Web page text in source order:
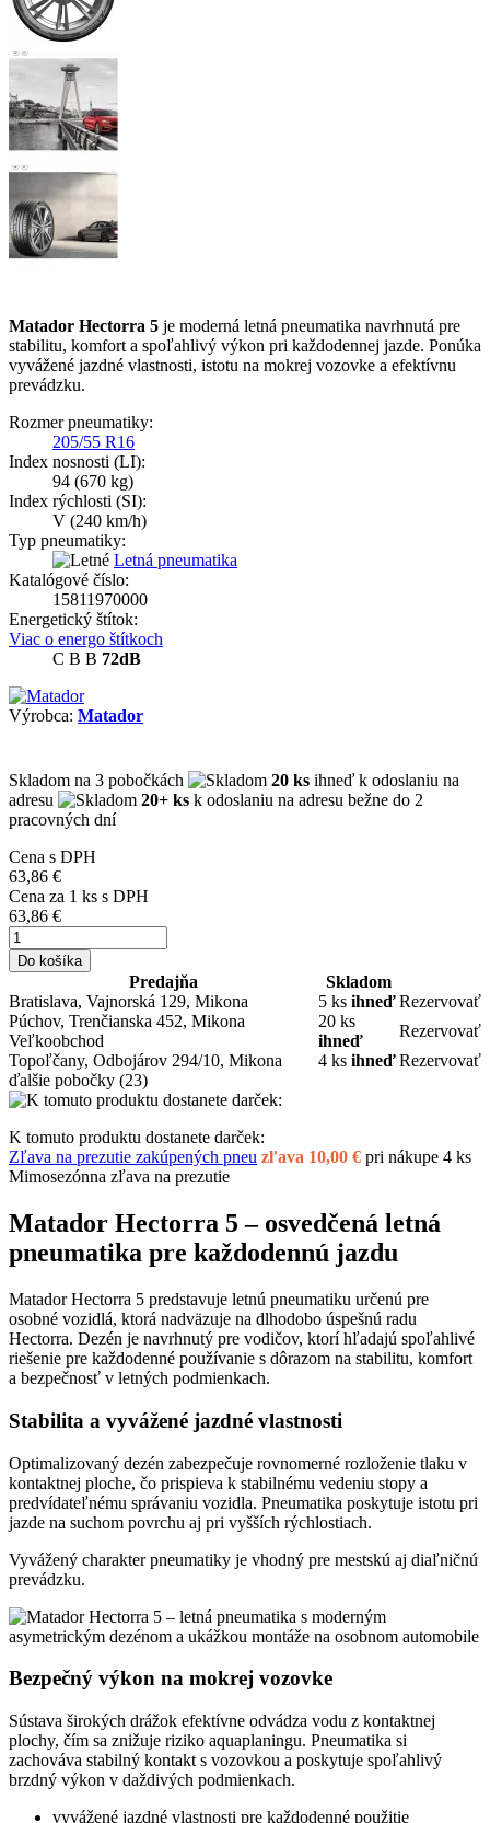
Matador Hectorra 5 je moderná letná pneumatika navrhnutá pre
stabilitu, komfort a spoľahlivý výkon pri každodennej jazde. Ponúka
vyvážené jazdné vlastnosti, istotu na mokrej vozovke a efektívnu
prevádzku.
Rozmer pneumatiky:
205/55 R16
Index nosnosti (LI):
94 (670 kg)
Index rýchlosti (SI):
V (240 km/h)
Typ pneumatiky:
Letná pneumatika
Katalógové číslo:
15811970000
Energetický štítok:
Viac o energo štítkoch
C B B 72dB
Výrobca: Matador
Skladom na 3 pobočkách 20 ks ihneď k odoslaniu na
adresu
20+ ks k odoslaniu na adresu bežne do 2
pracovných dní
Cena s DPH
63,86 €
Cena za 1 ks s DPH
63,86 €
Do košíka
Predajňa
Skladom
Bratislava, Vajnorská 129, Mikona
5 ks ihneďRezervovať
Púchov, Trenčianska 452, Mikona
Veľkoobchod
20 ks
ihneď
Rezervovať
Topoľčany, Odbojárov 294/10, Mikona
4 ks ihneďRezervovať
ďalšie pobočky (23)
K tomuto produktu dostanete darček:
Zľava na prezutie zakúpených pneu zľava 10,00 € pri nákupe 4 ks
Mimosezónna zľava na prezutie
Matador Hectorra 5 – osvedčená letná
pneumatika pre každodennú jazdu
Matador Hectorra 5 predstavuje letnú pneumatiku určenú pre
osobné vozidlá, ktorá nadväzuje na dlhodobo úspešnú radu
Hectorra. Dezén je navrhnutý pre vodičov, ktorí hľadajú spoľahlivé
riešenie pre každodenné používanie s dôrazom na stabilitu, komfort
a bezpečnosť v letných podmienkach.
Stabilita a vyvážené jazdné vlastnosti
Optimalizovaný dezén zabezpečuje rovnomerné rozloženie tlaku v
kontaktnej ploche, čo prispieva k stabilnému vedeniu stopy a
predvídateľnému správaniu vozidla. Pneumatika poskytuje istotu pri
jazde na suchom povrchu aj pri vyšších rýchlostiach.
Vyvážený charakter pneumatiky je vhodný pre mestskú aj diaľničnú
prevádzku.
Bezpečný výkon na mokrej vozovke
Sústava širokých drážok efektívne odvádza vodu z kontaktnej
plochy, čím sa znižuje riziko aquaplaningu. Pneumatika si
zachováva stabilný kontakt s vozovkou a poskytuje spoľahlivý
brzdný výkon v daždivých podmienkach.
vyvážené jazdné vlastnosti pre každodenné použitie